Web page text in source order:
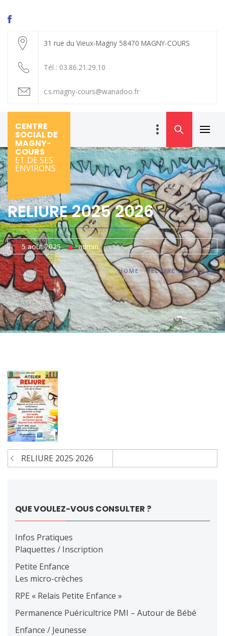
31 rue du Vieux-Magny 58470 MAGNY-COURS
Tél : 03.86.21.29.10
c.s.magny-cours@wanadoo.fr
CENTRE
SOCIAL DE
MAGNY-
COURS
ET DE SES
ENVIRONS
Menu
RELIURE 2025 2026
5 août 2025 admin
HOME RELIURE 2025 2026
Navigation
de
RELIURE 2025 2026
QUE VOULEZ-VOUS CONSULTER ?
Infos Pratiques
Plaquettes / Inscription
Petite Enfance
Les micro-crèches
RPE « Relais Petite Enfance »
Permanence Puéricultrice PMI – Autour de Bébé
Enfance / Jeunesse